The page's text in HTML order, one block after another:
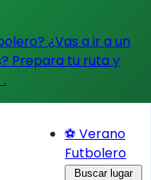
¿Vas a ir a un
Prepara tu ruta y
.
⚽ Verano
Futbolero
Buscar lugar